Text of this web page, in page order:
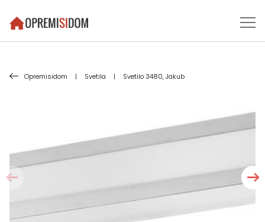
Opremisidom | Svetila | Svetilo 3480, Jakub